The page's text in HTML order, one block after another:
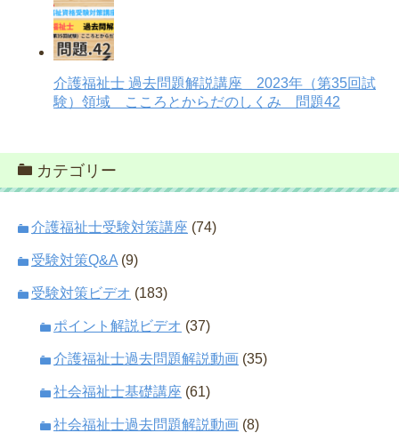
介護福祉士 過去問題解説講座 2023年（第35回試
験）領域 こころとからだのしくみ 問題42
カテゴリー
介護福祉士受験対策講座 (74)
受験対策Q&A (9)
受験対策ビデオ (183)
ポイント解説ビデオ (37)
介護福祉士過去問題解説動画 (35)
社会福祉士基礎講座 (61)
社会福祉士過去問題解説動画 (8)